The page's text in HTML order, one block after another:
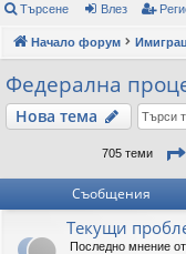
ъ
рз
и
вр
ки
ор
ум
Търсене Влез
Начало форум
Федерална
Нова тема
705 теми
Съобщения
Текущи
Последно мнение от